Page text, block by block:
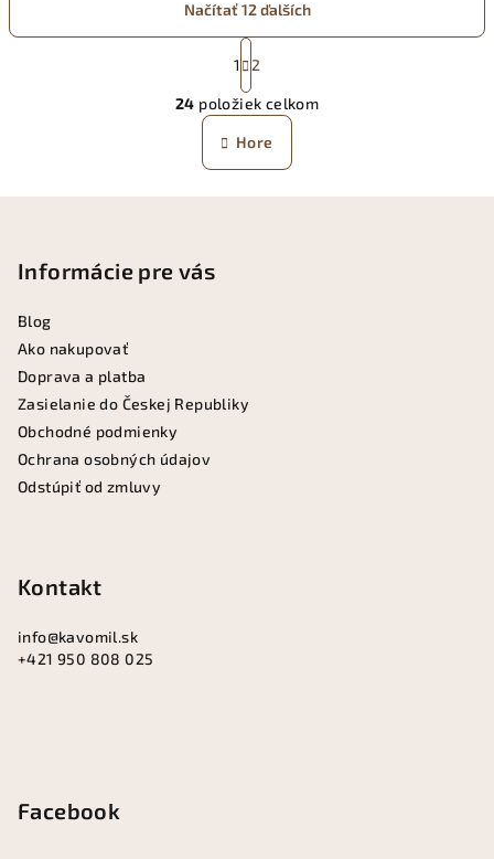
O
v
l
á
y
Načítať 12 ďalších
S
t
r
á
n
k
o
v
1 2
24 položiek celkom
Hore
Informácie pre vás
Blog
Ako nakupovať
Doprava a platba
Zasielanie do Českej Republiky
Obchodné podmienky
Ochrana osobných údajov
Odstúpiť od zmluvy
Kontakt
info@kavomil.sk
+421 950 808 025
Facebook